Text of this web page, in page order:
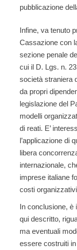
pubblicazione
Infine, va tenuto
Cassazione con
sezione penale
cui il D. Lgs. n.
società straniera
da propri
legislazione del
modelli
di reati. E’
l’applicazione di
libera
internazionale,
imprese italiane
costi
In conclusione, è
qui descritto,
ma eventuali
essere costruiti